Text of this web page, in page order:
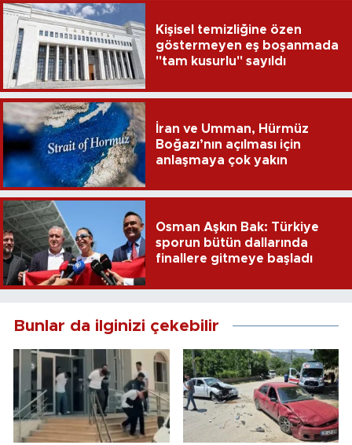
Kişisel temizliğine özen
göstermeyen eş boşanmada
"tam kusurlu" sayıldı
İran ve Umman, Hürmüz
Boğazı’nın açılması için
anlaşmaya çok yakın
Osman Aşkın Bak: Türkiye
sporun bütün dallarında
finallere gitmeye başladı
Bunlar da ilginizi çekebilir